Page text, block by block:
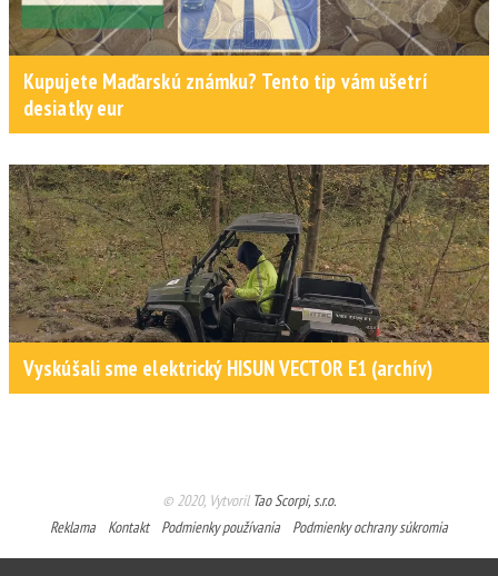
Kupujete Maďarskú známku? Tento tip vám ušetrí
desiatky eur
Vyskúšali sme elektrický HISUN VECTOR E1 (archív)
© 2020, Vytvoril Tao Scorpi, s.r.o.
Reklama
Kontakt Podmienky používania Podmienky ochrany súkromia